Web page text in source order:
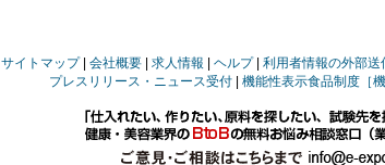
サイトマップ 会社概要 求人情報 ヘルプ 利用者情報の外部送
プレスリリース・ニュース受付
機能性表示食品制度［